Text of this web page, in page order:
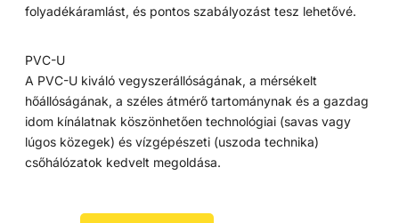
folyadékáramlást, és pontos szabályozást tesz lehetővé.
PVC-U
A PVC-U kiváló vegyszerállóságának, a mérsékelt
hőállóságának, a széles átmérő tartománynak és a gazdag
idom kínálatnak köszönhetően technológiai (savas vagy
lúgos közegek) és vízgépészeti (uszoda technika)
csőhálózatok kedvelt megoldása.